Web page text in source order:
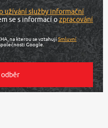
užívání služby informační
se s informací ozpracování
na kterou se vztahujíSmluvní
Google.